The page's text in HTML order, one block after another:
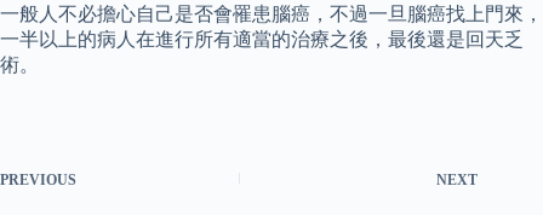
一般人不必擔心自己是否會罹患腦癌，不過一旦腦癌找上門來，
一半以上的病人在進行所有適當的治療之後，最後還是回天乏
術。
PREVIOUS NEXT